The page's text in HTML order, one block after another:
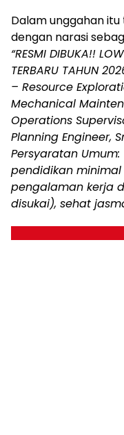
Dalam unggahan
dengan narasi
“RESMI DIBUKA!!
TERBARU TAHUN
– Resource
Mechanical
Operations
Planning Engineer,
Persyaratan
pendidikan
pengalaman kerja
disukai), sehat